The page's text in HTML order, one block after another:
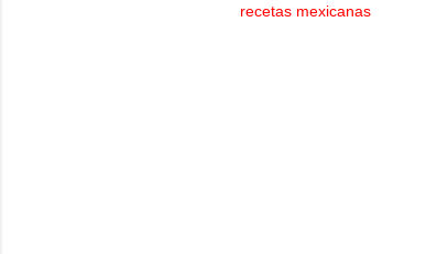
recetas mexicanas